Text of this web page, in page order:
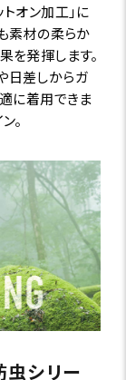
オン加工」に
素材の柔らか
を発揮します。
日差しからガ
に着用できま
。
シリー